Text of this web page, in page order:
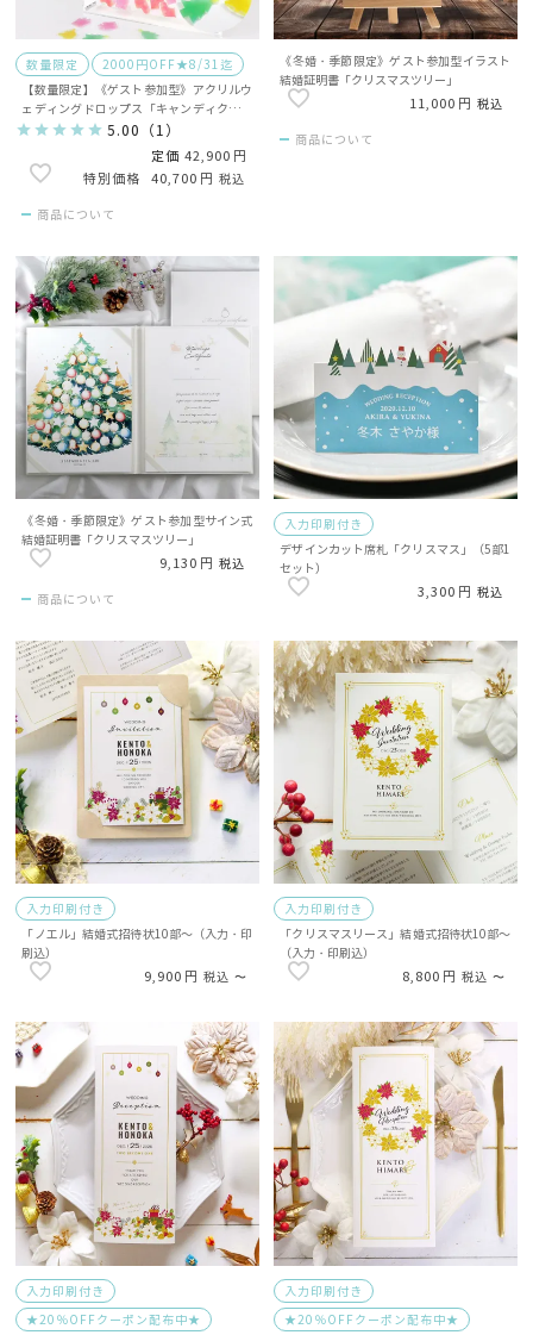
数量限定
2000円OFF★8/31迄
【数量限定】《ゲスト参加型》アクリルウ
ェディングドロップス「キャンディクリス
マス」ピース80枚／ゲスト説明書付
5.00 （ 1 ）
定価 42,900
40,700
税込
商品について
《冬婚・季節限定》ゲスト参加型イラスト
結婚証明書「クリスマスツリー」
11,000 税込
商品について
《冬婚・季節限定》ゲスト参加型サイン式
結婚証明書「クリスマスツリー」
9,130 税込
商品について
入力印刷付き
デザインカット席札「クリスマス」（5部1
セット）
3,300 税込
入力印刷付き
「ノエル」結婚式招待状10部～（入力・印
刷込）
9,900 税込 〜
入力印刷付き
「クリスマスリース」結婚式招待状10部～
（入力・印刷込）
8,800 税込 〜
入力印刷付き
★20％OFFクーポン配布中★
入力印刷付き
★20％OFFクーポン配布中★